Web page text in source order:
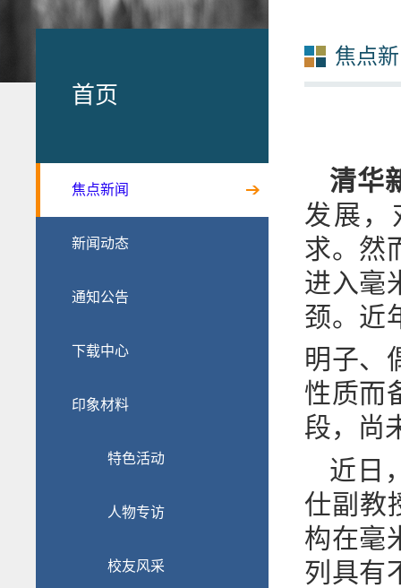
首页
焦点新闻
新闻动态
通知公告
下载中心
印象材料
特色活动
人物专访
校友风采
焦点
清华
发展，
求。然
进入毫
颈。近
明子、
性质而
段，尚
近日
仕副教
构在毫
列具有